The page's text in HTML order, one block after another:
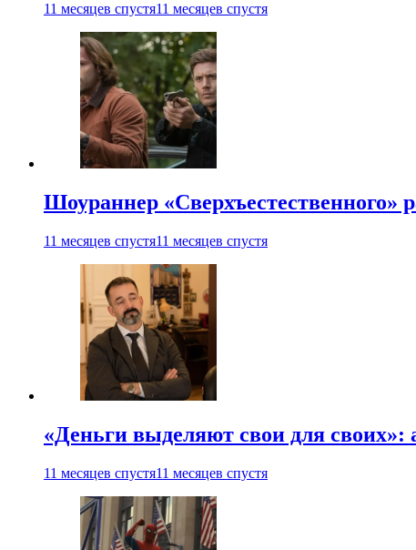
11 месяцев спустя11 месяцев спустя
Шоураннер «Сверхъестественного»
11 месяцев спустя11 месяцев спустя
«Деньги выделяют свои для своих»:
11 месяцев спустя11 месяцев спустя